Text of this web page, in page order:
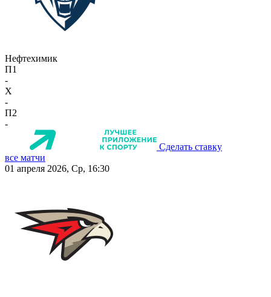
Нефтехимик
П1
-
X
-
П2
-
Сделать ставку
все матчи
01 апреля 2026, Ср, 16:30